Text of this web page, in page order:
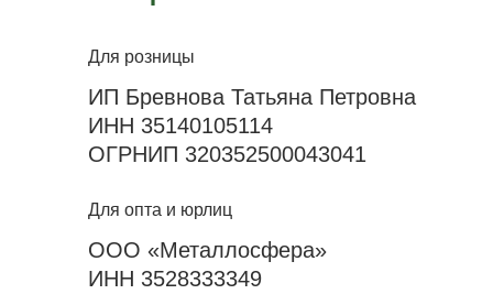
Для розницы
ИП Бревнова Татьяна Петровна
ИНН 35140105114
ОГРНИП 320352500043041
Для опта и юрлиц
ООО «Металлосфера»
ИНН 3528333349